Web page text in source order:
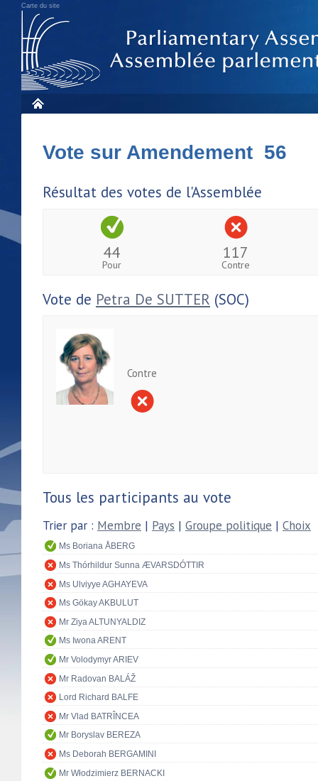
Carte du site
Vote sur Amendement 56
Résultat des votes de l'Assemblée
44
Pour
117
Contre
Vote de Petra De SUTTER (SOC)
Contre
Tous les participants au vote
Trier par : Membre | Pays | Groupe politique | Choix
Ms Boriana ÅBERG
Ms Thórhildur Sunna ÆVARSDÓTTIR
Ms Ulviyye AGHAYEVA
Ms Gökay AKBULUT
Mr Ziya ALTUNYALDIZ
Ms Iwona ARENT
Mr Volodymyr ARIEV
Mr Radovan BALÁŽ
Lord Richard BALFE
Mr Vlad BATRÎNCEA
Mr Boryslav BEREZA
Ms Deborah BERGAMINI
Mr Włodzimierz BERNACKI